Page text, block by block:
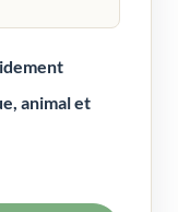
animal et